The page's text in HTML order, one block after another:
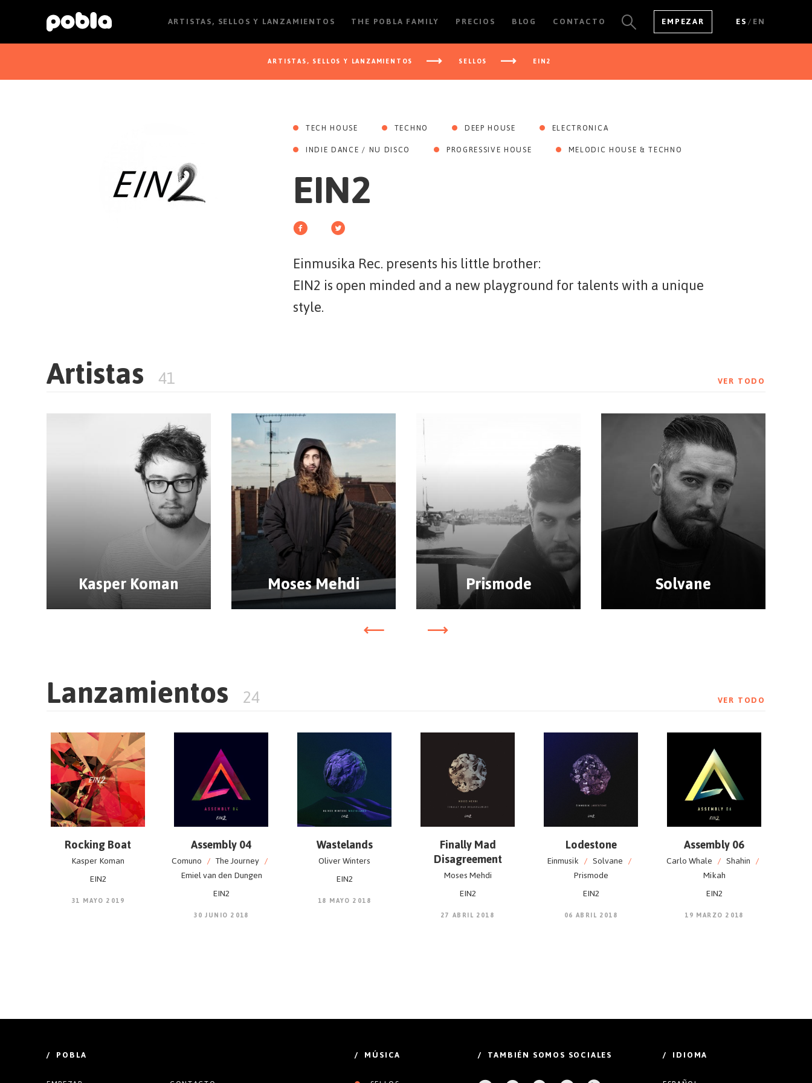
ARTISTAS, SELLOS Y LANZAMIENTOS THE POBLA FAMILY PRECIOS BLOG CONTACTO EMPEZAR ES/EN
VER TODOS LOS
ARTISTAS, SELLOS Y LANZAMIENTOS SELLOS EIN2
TECH HOUSE TECHNO DEEP HOUSE
ELECTRONICA
INDIE DANCE / NU DISCO
PROGRESSIVE HOUSE MELODIC HOUSE & TECHNO
EIN2
Einmusika Rec. presents his little brother:
EIN2 is open minded and a new playground for talents with a unique
style.
Artistas 41 VER TODO
Kasper Koman Moses Mehdi Prismode Solvane
Lanzamientos 24 VER TODO
Rocking Boat
Kasper Koman
EIN2
31 MAYO 2019
Assembly 04
Comuno / The Journey /
Emiel van den Dungen
EIN2
30 JUNIO 2018
Wastelands
Oliver Winters
EIN2
18 MAYO 2018
Finally Mad
Disagreement
Moses Mehdi
EIN2
27 ABRIL 2018
Lodestone
Einmusik / Solvane /
Prismode
EIN2
06 ABRIL 2018
Assembly 06
Carlo Whale / Shahin /
Mikah
EIN2
19 MARZO 2018
/ POBLA / MÚSICA / TAMBIÉN SOMOS SOCIALES / IDIOMA